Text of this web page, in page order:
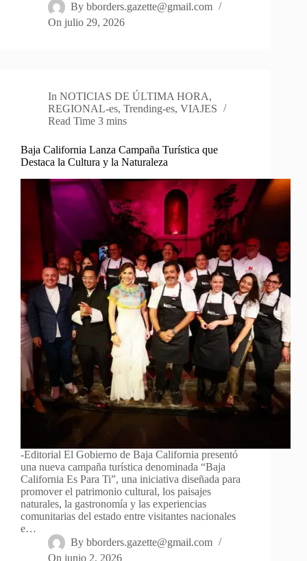
By bborders.gazette@gmail.com
On julio 29, 2026
In NOTICIAS DE ÚLTIMA HORA,
REGIONAL-es, Trending-es, VIAJES
Read Time 3 mins
Baja California Lanza Campaña Turística que
Destaca la Cultura y la Naturaleza
-Editorial El Gobierno de Baja California presentó
una nueva campaña turística denominada “Baja
California Es Para Ti”, una iniciativa diseñada para
promover el patrimonio cultural, los paisajes
naturales, la gastronomía y las experiencias
comunitarias del estado entre visitantes nacionales
e…
By bborders.gazette@gmail.com
On junio 2, 2026